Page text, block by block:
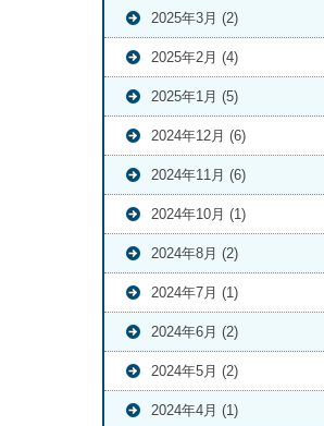
2025年3月 (2)
2025年2月 (4)
2025年1月 (5)
2024年12月 (6)
2024年11月 (6)
2024年10月 (1)
2024年8月 (2)
2024年7月 (1)
2024年6月 (2)
2024年5月 (2)
2024年4月 (1)